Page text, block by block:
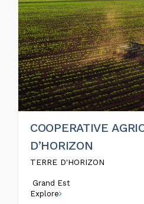
COOPERATIVE
D’HORIZON
TERRE D'HORIZON
Grand Est
Explore